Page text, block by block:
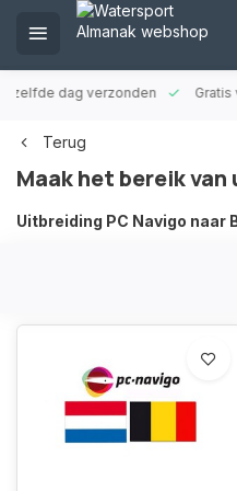
zelfde dag verzonden
Terug
Maak het bereik
Uitbreiding PC Navigo naar
Heeft u een PC Navigo in
Benelux dan kunt u deze
Voorwaarde is dat u
jaar waarin u wilt uitbreiden.
dient uw systeem ge-